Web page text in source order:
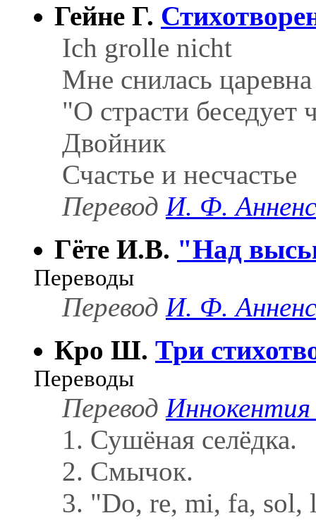
Гейне Г.
Ich grolle nicht
Мне снилась царевна
"О страсти беседует
Двойник
Счастье и несчастье
Перевод И. Ф.
Гёте И.В. "Над
Переводы
Перевод И. Ф.
Кро Ш. Три
Переводы
Перевод Иннокентия
1. Сушёная селёдка.
2. Смычок.
3. "Do, re, mi, fa, sol,